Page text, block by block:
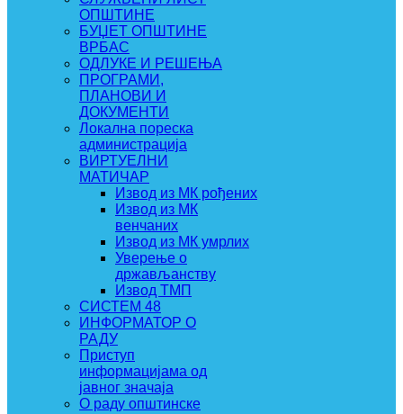
ОПШТИНЕ
БУЏЕТ ОПШТИНЕ
ВРБАС
ОДЛУКЕ И РЕШЕЊА
ПРОГРАМИ,
ПЛАНОВИ И
ДОКУМЕНТИ
Локална пореска
администрација
ВИРТУЕЛНИ
МАТИЧАР
Извод из МК рођених
Извод из МК
венчаних
Извод из МК умрлих
Уверење о
држављанству
Извод ТМП
СИСТЕМ 48
ИНФОРМАТОР О
РАДУ
Приступ
информацијама од
јавног значаја
О раду општинске